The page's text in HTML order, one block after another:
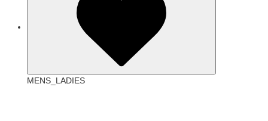
MENS_LADIES